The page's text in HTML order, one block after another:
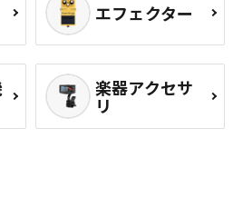
エフェクター
楽器アクセサ
リ